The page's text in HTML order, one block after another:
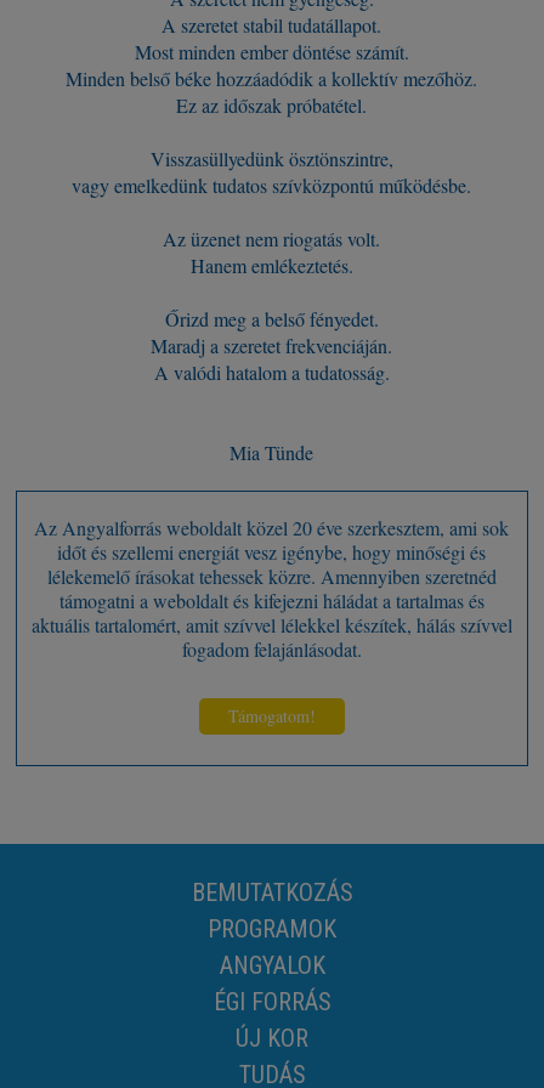
A szeretet stabil tudatállapot.
Most minden ember döntése számít.
Minden belső béke hozzáadódik a kollektív mezőhöz.
Ez az időszak próbatétel.
Visszasüllyedünk ösztönszintre,
vagy emelkedünk tudatos szívközpontú működésbe.
Az üzenet nem riogatás volt.
Hanem emlékeztetés.
Őrizd meg a belső fényedet.
Maradj a szeretet frekvenciáján.
A valódi hatalom a tudatosság.
Mia Tünde
Az Angyalforrás weboldalt közel 20 éve szerkesztem, ami sok
időt és szellemi energiát vesz igénybe, hogy minőségi és
lélekemelő írásokat tehessek közre. Amennyiben szeretnéd
támogatni a weboldalt és kifejezni háládat a tartalmas és
aktuális tartalomért, amit szívvel lélekkel készítek, hálás szívvel
fogadom felajánlásodat.
Támogatom!
BEMUTATKOZÁS
PROGRAMOK
ANGYALOK
ÉGI FORRÁS
ÚJ KOR
TUDÁS